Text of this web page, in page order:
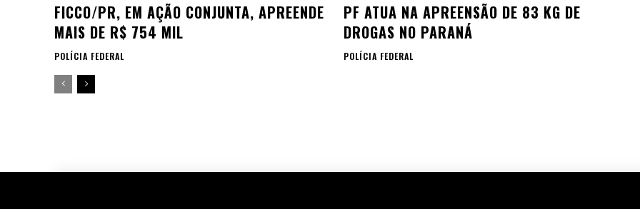
FICCO/PR, EM AÇÃO CONJUNTA, APREENDE
MAIS DE R$ 754 MIL
POLÍCIA FEDERAL
PF ATUA NA APREENSÃO DE 83 KG DE
DROGAS NO PARANÁ
POLÍCIA FEDERAL